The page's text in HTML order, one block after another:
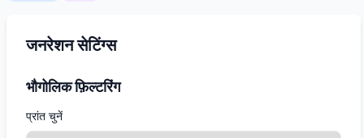
जनरेशन सेटिंग्स
भौगोलिक फ़िल्टरिंग
प्रांत चुनें